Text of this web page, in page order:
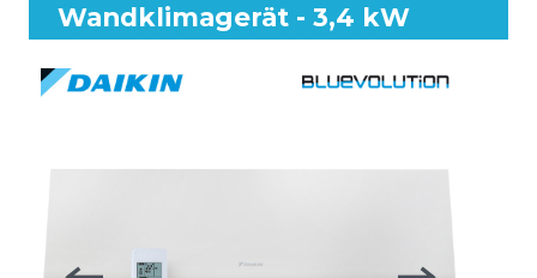
Wandklimagerät - 3,4 kW